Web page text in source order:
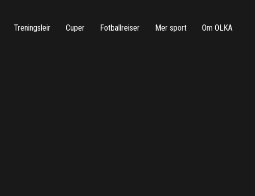
Treningsleir Cuper Fotballreiser Mer sport Om OLKA